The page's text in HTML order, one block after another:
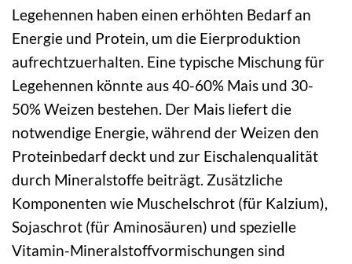
Legehennen haben einen erhöhten Bedarf an
Energie und Protein, um die Eierproduktion
aufrechtzuerhalten. Eine typische Mischung für
Legehennen könnte aus 40-60% Mais und 30-
50% Weizen bestehen. Der Mais liefert die
notwendige Energie, während der Weizen den
Proteinbedarf deckt und zur Eischalenqualität
durch Mineralstoffe beiträgt. Zusätzliche
Komponenten wie Muschelschrot (für Kalzium),
Sojaschrot (für Aminosäuren) und spezielle
Vitamin-Mineralstoffvormischungen sind